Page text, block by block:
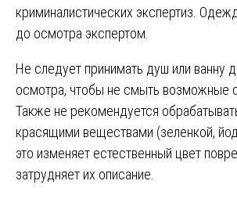
криминалистических экспертиз.
до осмотра экспертом.
Не следует принимать душ или ванну
осмотра, чтобы не смыть возможные
Также не рекомендуется
красящими веществами (зеленкой,
это изменяет естественный цвет
затрудняет их описание.